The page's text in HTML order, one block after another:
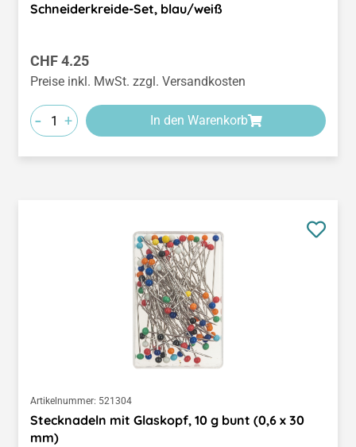
Schneiderkreide-Set, blau/weiß
Regulärer Preis:
CHF 4.25
Preise inkl. MwSt. zzgl. Versandkosten
- + In den Warenkorb
Artikelnummer: 521304
Stecknadeln mit Glaskopf, 10 g bunt (0,6 x 30
mm)